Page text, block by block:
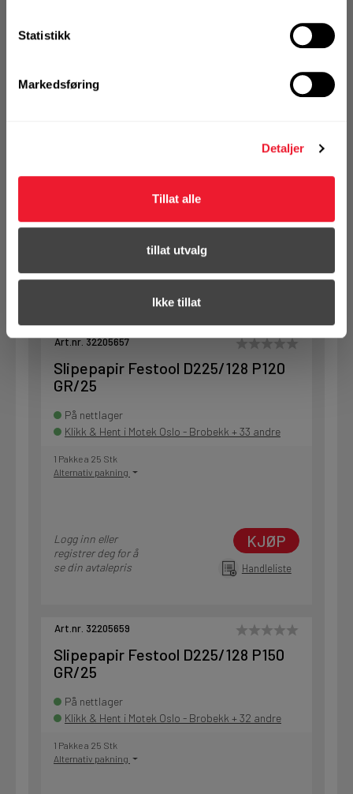
Statistikk
Markedsføring
Detaljer
Tillat alle
tillat utvalg
Ikke tillat
Slipepapir Festool D225/128 P100
Klikk & Hent i Motek Oslo - Brobekk + 23 andre
se din avtalepris
Handleliste
Art.nr. 32205657
Slipepapir Festool D225/128 P120
GR/25
På nettlager
Klikk & Hent i Motek Oslo - Brobekk + 33 andre
1 Pakke a 25 Stk
Alternativ pakning
Logg inn eller
registrer deg for å
se din avtalepris
KJØP
Handleliste
Art.nr. 32205659
Slipepapir Festool D225/128 P150
GR/25
På nettlager
Klikk & Hent i Motek Oslo - Brobekk + 32 andre
1 Pakke a 25 Stk
Alternativ pakning